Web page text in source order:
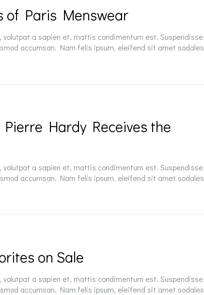
of Paris Menswear
volutpat a sapien et, mattis condimentum est. Suspendisse
accumsan. Nam felis ipsum, eleifend sit amet sodales
Hardy Receives the
volutpat a sapien et, mattis condimentum est. Suspendisse
accumsan. Nam felis ipsum, eleifend sit amet sodales
on Sale
volutpat a sapien et, mattis condimentum est. Suspendisse
accumsan. Nam felis ipsum, eleifend sit amet sodales